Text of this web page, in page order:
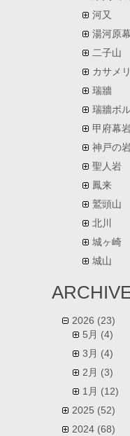
河又
湯河原
二子山
カサメリ
瑞牆
瑞牆ボ
甲府幕
神戸の
聖人岩
鳳来
鷲頭山
北川
城ヶ崎
城山
2026 (23)
5月 (4)
3月 (4)
2月 (3)
1月 (12)
2025 (52)
2024 (68)